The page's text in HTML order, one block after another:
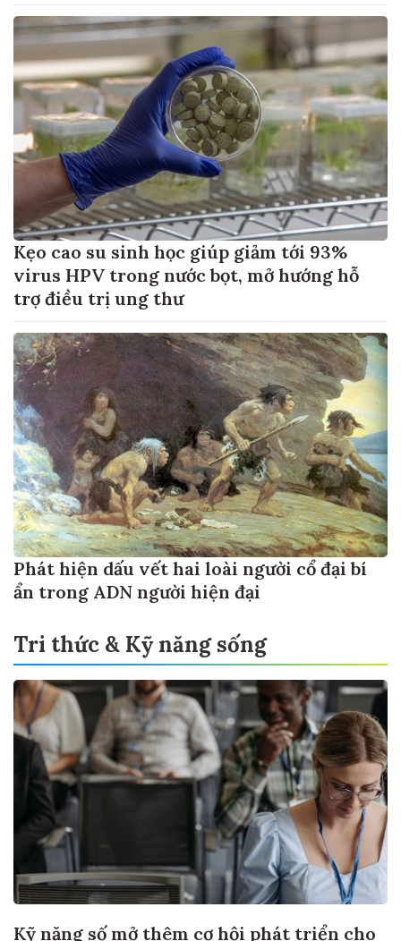
Kẹo cao su sinh học giúp giảm tới 93%
virus HPV trong nước bọt, mở hướng hỗ
trợ điều trị ung thư
Phát hiện dấu vết hai loài người cổ đại bí
ẩn trong ADN người hiện đại
Tri thức & Kỹ năng sống
Kỹ năng số mở thêm cơ hội phát triển cho